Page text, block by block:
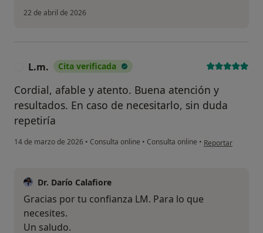
22 de abril de 2026
L.m. Cita verificada
Cordial, afable y atento. Buena atención y
resultados. En caso de necesitarlo, sin duda
repetiría
14 de marzo de 2026 • Consulta online • Consulta online • en opinión del
Reportar
Dr. Darío Calafiore
Gracias por tu confianza LM. Para lo que
necesites.
Un saludo.